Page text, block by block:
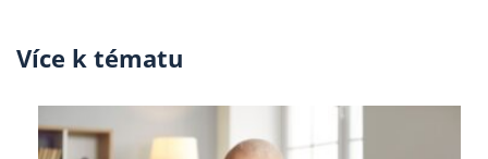
Více k tématu